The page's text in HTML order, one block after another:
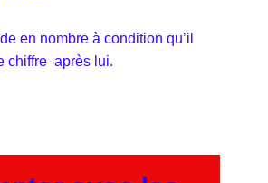
en nombre à condition qu’il
chiffre après lui.